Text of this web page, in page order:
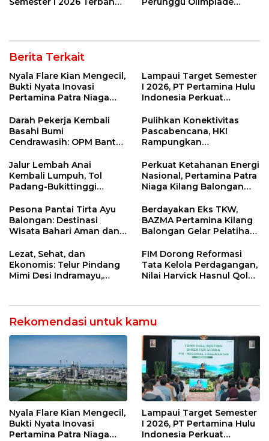
Berita Terkait
Nyala Flare Kian Mengecil,
Bukti Nyata Inovasi
Pertamina Patra Niaga
Net Zero Emission 2060
Lampaui Target Semester
I 2026, PT Pertamina Hulu
Indonesia Perkuat
Nasional Lewat Inovasi &
Keselamatan Kerja
Darah Pekerja Kembali
Basahi Bumi
Cendrawasih: OPM Bantai
di Tolikara!
Pulihkan Konektivitas
Pascabencana, HKI
Rampungkan
Lembah Anai dan Malalak
Jalur Lembah Anai
Kembali Lumpuh, Tol
Padang-Bukittinggi
Strategis
Perkuat Ketahanan Energi
Nasional, Pertamina Patra
Niaga Kilang Balongan
Jetty Propylene
Pesona Pantai Tirta Ayu
Balongan: Destinasi
Wisata Bahari Aman dan
Berdayakan Eks TKW,
BAZMA Pertamina Kilang
Balongan Gelar Pelatihan
Ekonomi Desa
Rawadalem
Lezat, Sehat, dan
Ekonomis: Telur Pindang
Mimi Desi Indramayu,
Ketagihan!
FIM Dorong Reformasi
Tata Kelola Perdagangan,
Nilai Harvick Hasnul Qolbi
Rekomendasi untuk kamu
Nyala Flare Kian Mengecil,
Bukti Nyata Inovasi
Pertamina Patra Niaga
Lampaui Target Semester
I 2026, PT Pertamina Hulu
Indonesia Perkuat